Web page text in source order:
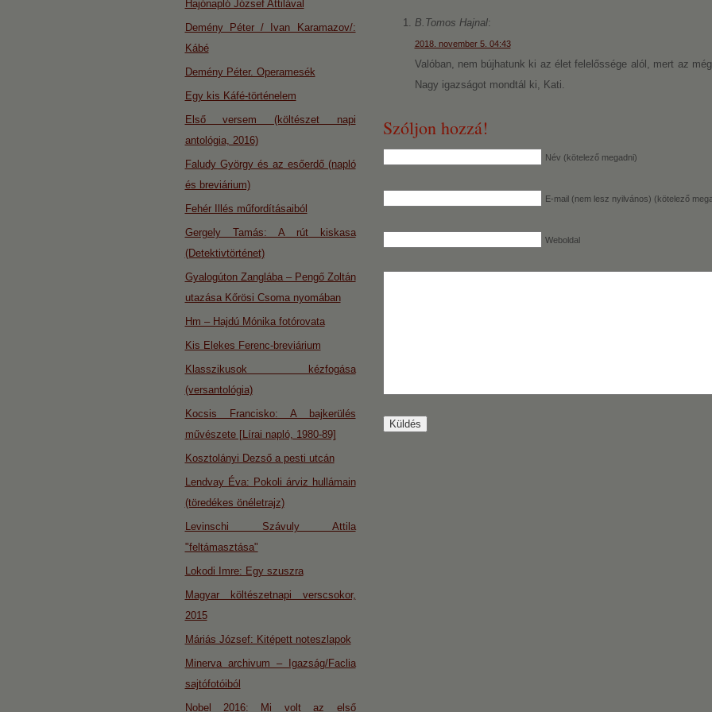
B.Tomos Hajnal:
2018. november 5. 04:43
Valóban, nem bújhatunk ki az élet felelőssége alól, mert az
Nagy igazságot mondtál ki, Kati.
Szóljon hozzá!
Név (kötelező megadni)
E-mail (nem lesz nyilvános) (kötelező
Weboldal
Hajónapló József Attilával
Demény Péter / Ivan Karamazov/:
Kábé
Demény Péter. Operamesék
Egy kis Káfé-történelem
Első versem (költészet napi
antológia, 2016)
Faludy György és az esőerdő (napló
és breviárium)
Fehér Illés műfordításaiból
Gergely Tamás: A rút kiskasa
(Detektivtörténet)
Gyalogúton Zanglába – Pengő Zoltán
utazása Kőrösi Csoma nyomában
Hm – Hajdú Mónika fotórovata
Kis Elekes Ferenc-breviárium
Klasszikusok kézfogása
(versantológia)
Kocsis Francisko: A bajkerülés
művészete [Lírai napló, 1980-89]
Kosztolányi Dezső a pesti utcán
Lendvay Éva: Pokoli árviz hullámain
(töredékes önéletrajz)
Levinschi Szávuly Attila
"feltámasztása"
Lokodi Imre: Egy szuszra
Magyar költészetnapi verscsokor,
2015
Máriás József: Kitépett noteszlapok
Minerva archivum – Igazság/Faclia
sajtófotóiból
Nobel 2016: Mi volt az első